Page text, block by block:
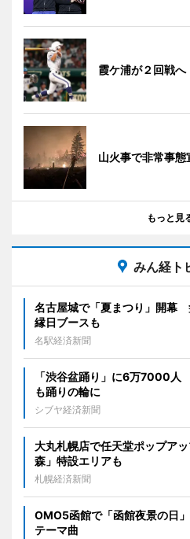
霞ケ浦が２回戦
山火事で非常事
もっと見
みん経ト
名古屋城で「夏まつり」開幕
縁日ブースも
名駅経済新聞
「渋谷盆踊り」に6万7000
も踊りの輪に
シブヤ経済新聞
大丸札幌店で任天堂ポップア
森」特設エリアも
札幌経済新聞
OMO5函館で「函館夜景の日
テーマ曲